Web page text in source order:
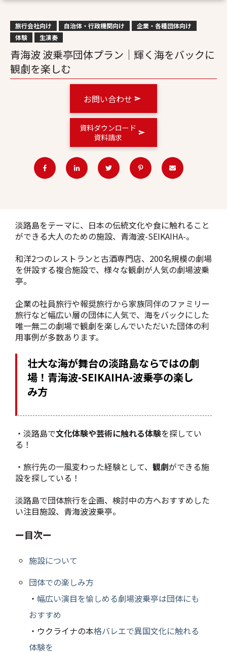
旅行会社向け 自治体・行政機関向け
企業・各種団体向け
体験
生演奏
青海波 波乗亭団体プラン｜輝く海をバックに
観劇を楽しむ
お問い合わせ
資料ダウンロード
資料請求
淡路島をテーマに、日本の伝統文化や食に触れること
ができる大人のための施設、青海波-SEIKAIHA-。
和洋2つのレストランと古酒専門店、200名規模の劇場
を併設する複合施設で、様々な観劇が人気の劇場波乗
亭。
企業の社員旅行や報奨旅行から家族同伴のファミリー
旅行など幅広い層の団体に人気で、海をバックにした
唯一無二の劇場で観劇を楽しんでいただいた団体の利
用事例が多数あります。
壮大な海が舞台の淡路島ならではの劇
場！青海波-SEIKAIHA-波乗亭の楽し
み方
・淡路島で文化体験や芸術に触れる体験を探してい
る！
・旅行先の一風変わった経験として、 観劇ができる施
設を探している！
淡路島で団体旅行を企画、検討中の方へおすすめした
い注目施設、青海波波乗亭。
ー目次ー
施設について
団体での楽しみ方
・ 幅広い演目を愉しめる劇場波乗亭は団体にも
おすすめ
・ウクライナの本格バレエで異国文化に触れる
体験を